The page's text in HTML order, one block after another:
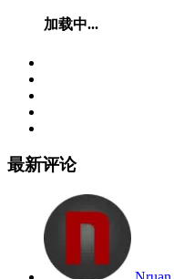
加载中...
最新评论